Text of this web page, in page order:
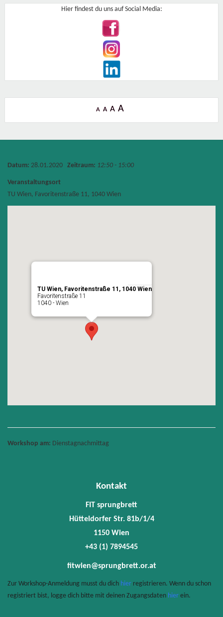
Hier findest du uns auf Social Media:
A A A A
Datum: 28.01.2020 Zeitraum: 12:50 - 15:00
Veranstaltungsort
TU Wien, Favoritenstraße 11, 1040 Wien
TU Wien, Favoritenstraße 11, 1040 Wien
Favoritenstraße 11
1040 - Wien
Workshop am: Dienstagnachmittag
Kontakt
FIT sprungbrett
Hütteldorfer Str. 81b/1/4
1150 Wien
+43 (1) 7894545
fitwien@sprungbrett.or.at
Zur Workshop-Anmeldung musst du dich hier registrieren. Wenn du schon
registriert bist, logge dich bitte mit deinen Zugangsdaten hier ein.